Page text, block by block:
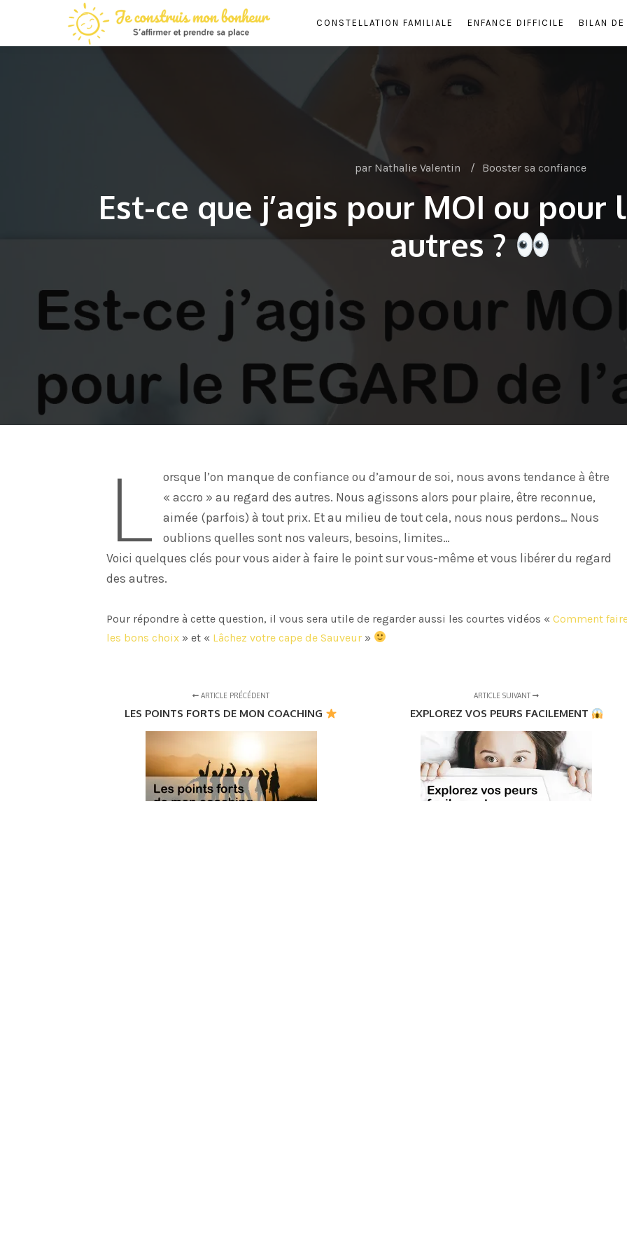
CONSTELLATION FAMILIALE ENFANCE DIFFICILE BILAN DE
par Nathalie Valentin Booster sa confiance
Est-ce que j’agis pour MOI ou pour
autres ?
L
orsque l’on manque de confiance ou d’amour de soi, nous avons tendance à être
« accro » au regard des autres. Nous agissons alors pour plaire, être reconnue,
aimée (parfois) à tout prix. Et au milieu de tout cela, nous nous perdons… Nous
oublions quelles sont nos valeurs, besoins, limites…
Voici quelques clés pour vous aider à faire le point sur vous-même et vous libérer du regard
des autres.
Pour répondre à cette question, il vous sera utile de regarder aussi les courtes vidéos « Comment
les bons choix » et « Lâchez votre cape de Sauveur »
ARTICLE PRÉCÉDENT
LES POINTS FORTS DE MON COACHING
ARTICLE SUIVANT
EXPLOREZ VOS PEURS FACILEMENT